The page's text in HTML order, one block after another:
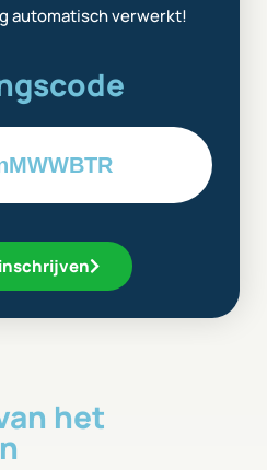
automatisch verwerkt!
het